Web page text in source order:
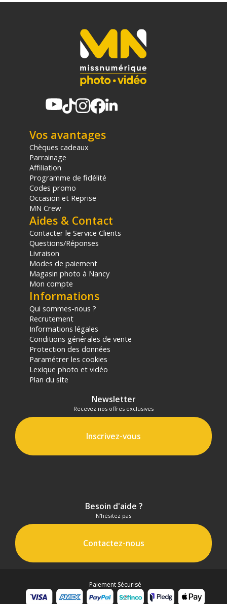
Vos avantages
Chèques cadeaux
Parrainage
Affiliation
Programme de fidélité
Codes promo
Occasion et Reprise
MN Crew
Aides & Contact
Contacter le Service Clients
Questions/Réponses
Livraison
Modes de paiement
Magasin photo à Nancy
Mon compte
Informations
Qui sommes-nous ?
Recrutement
Informations légales
Conditions générales de vente
Protection des données
Paramétrer les cookies
Lexique photo et vidéo
Plan du site
Newsletter
Recevez nos offres exclusives
Inscrivez-vous
Besoin d'aide ?
N'hésitez pas
Contactez-nous
Paiement Sécurisé